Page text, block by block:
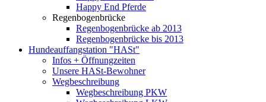
Happy End Pferde
Regenbogenbrücke
Regenbogenbrücke ab 2013
Regenbogenbrücke bis 2013
Hundeauffangstation "HASt"
Infos + Öffnungzeiten
Unsere HASt-Bewohner
Wegbeschreibung
Wegbeschreibung PKW